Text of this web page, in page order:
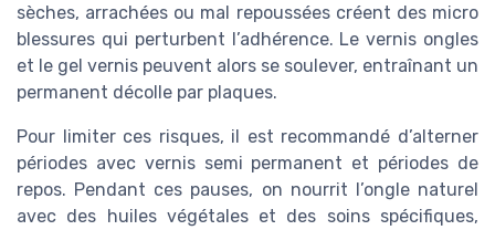
sèches, arrachées ou mal repoussées créent des micro
blessures qui perturbent l’adhérence. Le vernis ongles
et le gel vernis peuvent alors se soulever, entraînant un
permanent décolle par plaques.
Pour limiter ces risques, il est recommandé d’alterner
périodes avec vernis semi permanent et périodes de
repos. Pendant ces pauses, on nourrit l’ongle naturel
avec des huiles végétales et des soins spécifiques,